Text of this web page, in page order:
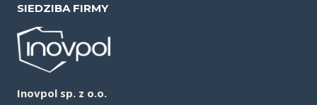
SIEDZIBA FIRMY
Inovpol sp. z o.o.